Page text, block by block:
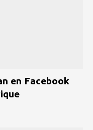
en Facebook